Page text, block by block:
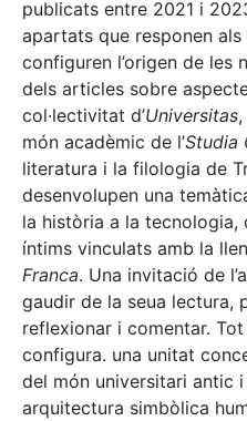
publicats entre 2021 i
apartats que responen
configuren l’origen de les
dels articles sobre
col·lectivitat d’Universitas
món acadèmic de l’Studia
literatura i la filologia de
desenvolupen una
la història a la tecnologia,
íntims vinculats amb la
Franca. Una invitació de
gaudir de la seua lectura,
reflexionar i comentar.
configura. una unitat
del món universitari antic
arquitectura simbòlica